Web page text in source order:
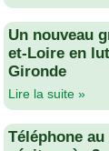
Un nouveau
et-Loire en
Gironde
Lire la suite »
Téléphone